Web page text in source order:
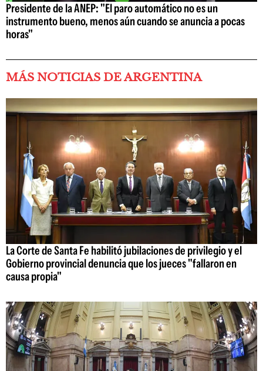
Presidente de la ANEP: "El paro automático no es un
instrumento bueno, menos aún cuando se anuncia a pocas
horas"
MÁS NOTICIAS DE ARGENTINA
La Corte de Santa Fe habilitó jubilaciones de privilegio y el
Gobierno provincial denuncia que los jueces "fallaron en
causa propia"